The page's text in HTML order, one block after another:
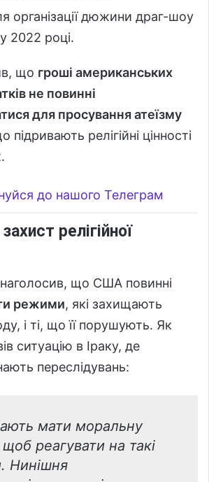
організації дюжини драг-шоу
2022 році.
що гроші американських
не повинні
для просування атеїзму
підривають релігійні цінності
до нашого Телеграм
релігійної
наголосив, що США повинні
режими, які захищають
і ті, що її порушують. Як
ситуацію в Іраку, де
переслідувань:
мати моральну
щоб реагувати на такі
Нинішня